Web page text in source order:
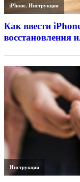
iPhone,Инструкции
Как ввести
восстановления
Инструкции